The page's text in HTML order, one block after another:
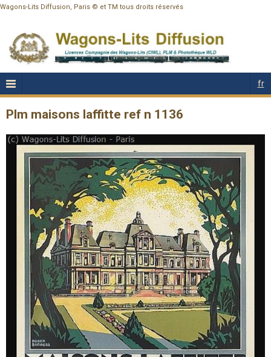
Wagons-Lits Diffusion, Paris © et TM tous droits réservés
fr
Plm maisons laffitte ref n 1136